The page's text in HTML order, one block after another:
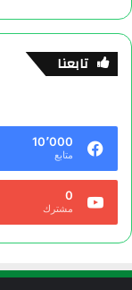
تابعنا
10٬000
متابع
0
مشترك